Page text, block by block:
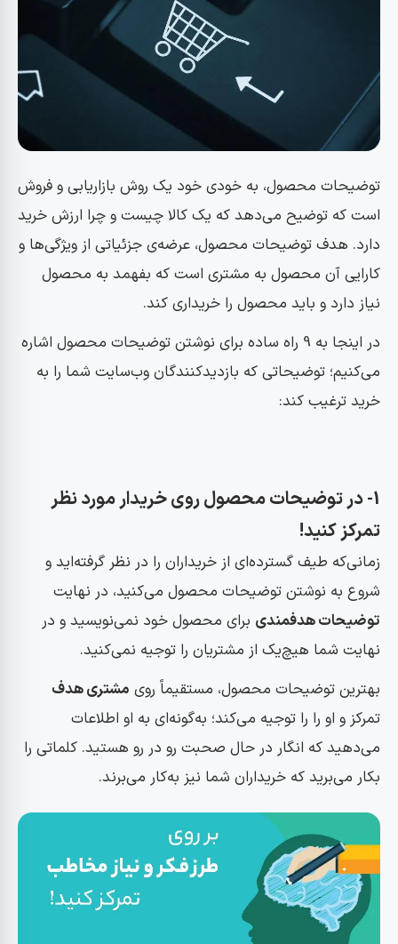
توضیحات محصول، به خودی خود یک روش بازاریابی و فروش
است که توضیح می‌دهد که یک کالا چیست و چرا ارزش خرید
دارد. هدف توضیحات محصول، عرضه‌ی جزئیاتی از ویژگی‌ها و
کارایی آن محصول به مشتری است که بفهمد به محصول
نیاز دارد و باید محصول را خریداری کند.
در اینجا به 9 راه ساده برای نوشتن توضیحات محصول اشاره
می‌کنیم؛ توضیحاتی که بازدیدکنندگان وب‌سایت شما را به
خرید ترغیب کند:
1- ​در توضیحات محصول روی خریدار مورد نظر
تمرکز کنید!
زمانی‌که طیف گسترده‌ای از خریداران را در نظر گرفته‌اید و
شروع به نوشتن توضیحات محصول می‌کنید، در نهایت
توضیحات هدفمندی برای محصول خود نمی‌نویسید و در
نهایت شما هیچ‌یک از مشتریان را توجیه نمی‌کنید.
بهترین توضیحات محصول، مستقیماً روی مشتری هدف
تمرکز و او را را توجیه می‌کند؛ به‌گونه‌ای به او اطلاعات
می‌دهید که انگار در حال صحبت رو در رو هستید. کلماتی را
بکار می‌برید که خریداران شما نیز به‌کار می‌برند.